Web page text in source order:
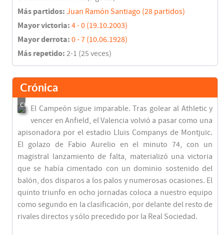
Más partidos: Juan Ramón Santiago (28 partidos)
Mayor victoria: 4 - 0 (19.10.2003)
Mayor derrota: 0 - 7 (10.06.1928)
Más repetido: 2-1 (25 veces)
Crónica
El Campeón sigue imparable. Tras golear al Athletic y
vencer en Anfield, el Valencia volvió a pasar como una
apisonadora por el estadio Lluis Companys de Montjuïc.
El golazo de Fabio Aurelio en el minuto 74, con un
magistral lanzamiento de falta, materializó una victoria
que se había cimentado con un dominio sostenido del
balón, dos disparos a los palos y numerosas ocasiones. El
quinto triunfo en ocho jornadas coloca a nuestro equipo
como segundo en la clasificación, por delante del resto de
rivales directos y sólo precedido por la Real Sociedad.